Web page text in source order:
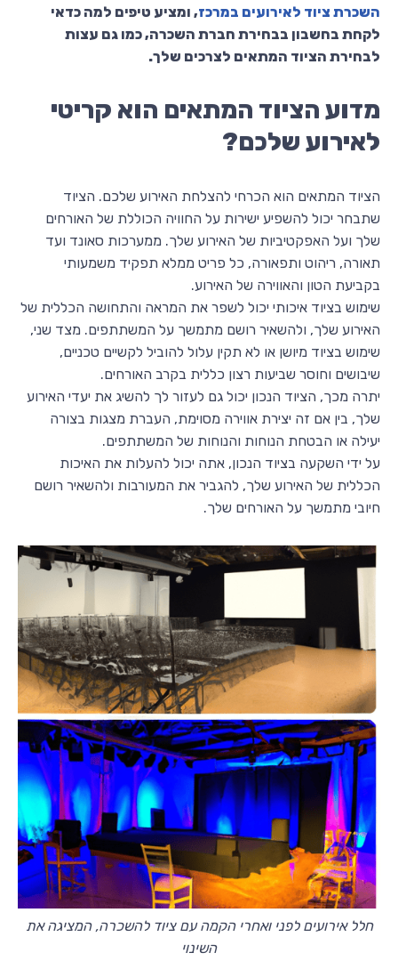
השכרת ציוד לאירועים במרכז, ומציע טיפים למה כדאי
לקחת בחשבון בבחירת חברת השכרה, כמו גם עצות
לבחירת הציוד המתאים לצרכים שלך.
מדוע הציוד המתאים הוא קריטי
לאירוע שלכם?
הציוד המתאים הוא הכרחי להצלחת האירוע שלכם. הציוד
שתבחר יכול להשפיע ישירות על החוויה הכוללת של האורחים
שלך ועל האפקטיביות של האירוע שלך. ממערכות סאונד ועד
תאורה, ריהוט ותפאורה, כל פריט ממלא תפקיד משמעותי
בקביעת הטון והאווירה של האירוע.
שימוש בציוד איכותי יכול לשפר את המראה והתחושה הכללית של
האירוע שלך, ולהשאיר רושם מתמשך על המשתתפים. מצד שני,
שימוש בציוד מיושן או לא תקין עלול להוביל לקשיים טכניים,
שיבושים וחוסר שביעות רצון כללית בקרב האורחים.
יתרה מכך, הציוד הנכון יכול גם לעזור לך להשיג את יעדי האירוע
שלך, בין אם זה יצירת אווירה מסוימת, העברת מצגות בצורה
יעילה או הבטחת הנוחות והנוחות של המשתתפים.
על ידי השקעה בציוד הנכון, אתה יכול להעלות את האיכות
הכללית של האירוע שלך, להגביר את המעורבות ולהשאיר רושם
חיובי מתמשך על האורחים שלך.
חלל אירועים לפני ואחרי הקמה עם ציוד להשכרה, המציגה את
השינוי